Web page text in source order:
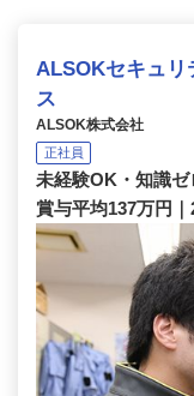
ALSOKセキュリ
ス
ALSOK株式会社
正社員
未経験OK・知識ゼ
賞与平均137万円